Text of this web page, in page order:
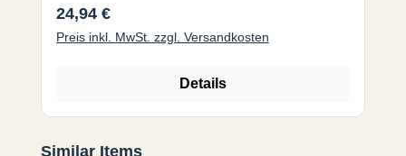
Regulärer Preis:
24,94 €
Preis inkl. MwSt. zzgl. Versandkosten
Details
Produktgalerie überspringen
Similar Items